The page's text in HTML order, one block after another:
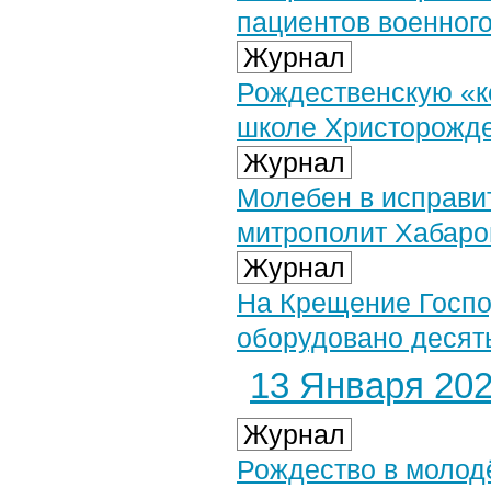
пациентов
Журнал
Рождественскую
школе
Журнал
Молебен в
митрополит
Журнал
На Крещение
оборудовано
13 Января
Журнал
Рождество в